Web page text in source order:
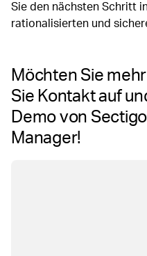
Sie den nächsten Schritt
rationalisierten und
Möchten Sie
Sie Kontakt auf
Demo von
Manager!